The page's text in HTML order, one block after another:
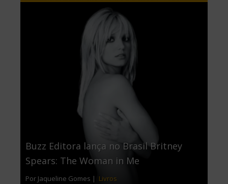
Buzz Editora lança no Brasil Britney
Spears: The Woman in Me
Por Jaqueline Gomes | Livros